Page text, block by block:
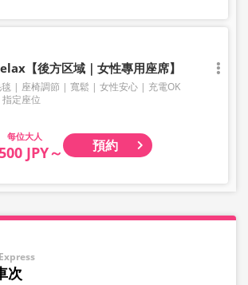
【後方区域｜女性專用座席】
座椅調節 寬鬆 女性安心
充電OK
指定座位
大人
JPY～ 預約
次